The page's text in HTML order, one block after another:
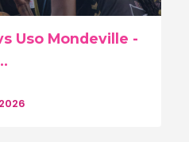
Uso Mondeville -